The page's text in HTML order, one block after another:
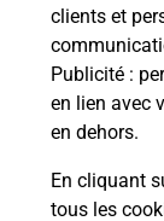
clients et
Publicité :
en lien avec
en dehors.
En cliquant
tous les
Vous
(24640) ?
proposées